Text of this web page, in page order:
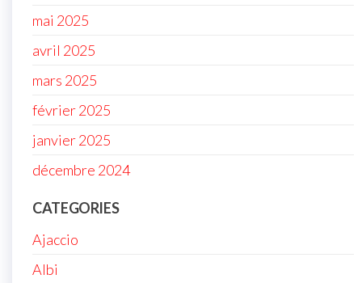
mai 2025
avril 2025
mars 2025
février 2025
janvier 2025
décembre 2024
CATEGORIES
Ajaccio
Albi